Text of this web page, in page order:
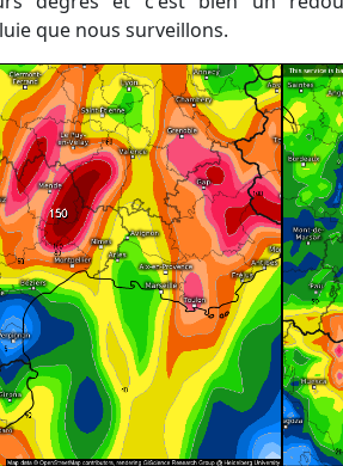
que nous surveillons.